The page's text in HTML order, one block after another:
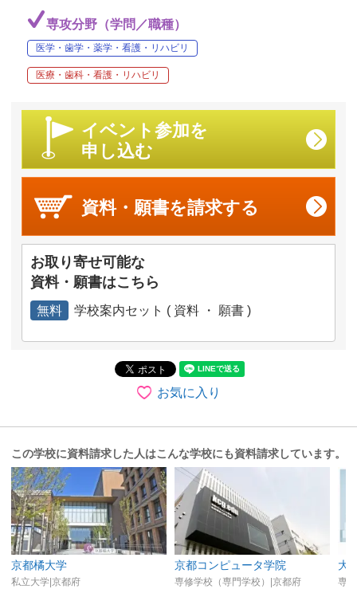
専攻分野（学問／職種）
医学・歯学・薬学・看護・リハビリ
医療・歯科・看護・リハビリ
イベント参加を
申し込む
資料・願書を請求する
お取り寄せ可能な
資料・願書はこちら
無料 学校案内セット ( 資料 ・ 願書 )
お気に入り
この学校に資料請求した人はこんな学校にも資料請求しています。
京都橘大学
私立大学|京都府
京都コンピュータ学院
専修学校（専門学校）|京都府
大
専